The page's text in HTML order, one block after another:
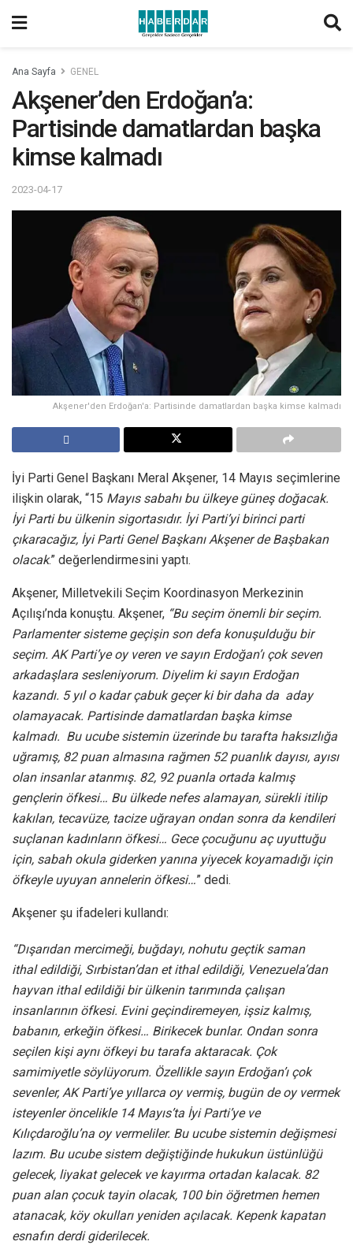
Ana Sayfa GENEL
Akşener’den Erdoğan’a:
Partisinde damatlardan başka
kimse kalmadı
2023-04-17
Akşener'den Erdoğan'a: Partisinde damatlardan başka kimse kalmadı
İyi Parti Genel Başkanı Meral Akşener, 14 Mayıs seçimlerine
ilişkin olarak, “15 Mayıs sabahı bu ülkeye güneş doğacak.
İyi Parti bu ülkenin sigortasıdır. İyi Parti’yi birinci parti
çıkaracağız, İyi Parti Genel Başkanı Akşener de Başbakan
olacak.” değerlendirmesini yaptı.
Akşener, Milletvekili Seçim Koordinasyon Merkezinin
Açılışı’nda konuştu. Akşener, “Bu seçim önemli bir seçim.
Parlamenter sisteme geçişin son defa konuşulduğu bir
seçim. AK Parti’ye oy veren ve sayın Erdoğan’ı çok seven
arkadaşlara sesleniyorum. Diyelim ki sayın Erdoğan
kazandı. 5 yıl o kadar çabuk geçer ki bir daha da aday
olamayacak. Partisinde damatlardan başka kimse
kalmadı. Bu ucube sistemin üzerinde bu tarafta haksızlığa
uğramış, 82 puan almasına rağmen 52 puanlık dayısı, ayısı
olan insanlar atanmış. 82, 92 puanla ortada kalmış
gençlerin öfkesi… Bu ülkede nefes alamayan, sürekli itilip
kakılan, tecavüze, tacize uğrayan ondan sonra da kendileri
suçlanan kadınların öfkesi… Gece çocuğunu aç uyuttuğu
için, sabah okula giderken yanına yiyecek koyamadığı için
öfkeyle uyuyan annelerin öfkesi…” dedi.
Akşener şu ifadeleri kullandı:
“Dışarıdan mercimeği, buğdayı, nohutu geçtik saman
ithal edildiği, Sırbistan’dan et ithal edildiği, Venezuela’dan
hayvan ithal edildiği bir ülkenin tarımında çalışan
insanlarının öfkesi. Evini geçindiremeyen, işsiz kalmış,
babanın, erkeğin öfkesi… Birikecek bunlar. Ondan sonra
seçilen kişi aynı öfkeyi bu tarafa aktaracak. Çok
samimiyetle söylüyorum. Özellikle sayın Erdoğan’ı çok
sevenler, AK Parti’ye yıllarca oy vermiş, bugün de oy vermek
isteyenler öncelikle 14 Mayıs’ta İyi Parti’ye ve
Kılıçdaroğlu’na oy vermeliler. Bu ucube sistemin değişmesi
lazım. Bu ucube sistem değiştiğinde hukukun üstünlüğü
gelecek, liyakat gelecek ve kayırma ortadan kalacak. 82
puan alan çocuk tayin olacak, 100 bin öğretmen hemen
atanacak, köy okulları yeniden açılacak. Kepenk kapatan
esnafın derdi giderilecek.